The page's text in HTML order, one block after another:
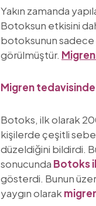
Yakın zamanda
Botoksun etkisini
botoksunun sadece
görülmüştür.
Migren tedavisinde
Botoks, ilk olarak
kişilerde çeşitli
düzeldiğini bildirdi.
sonucunda Botoks
gösterdi. Bunun
yaygın olarak